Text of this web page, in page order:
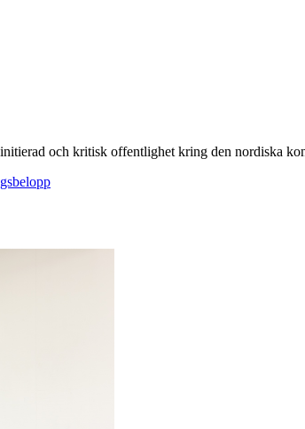
och kritisk offentlighet kring den nordiska